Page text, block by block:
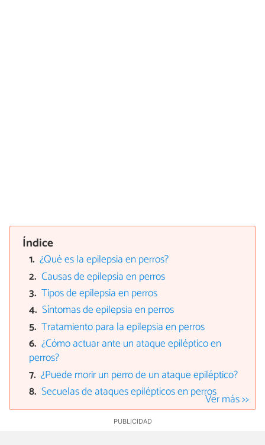
Índice
¿Qué es la epilepsia en perros?
Causas de epilepsia en perros
Tipos de epilepsia en perros
Síntomas de epilepsia en perros
Tratamiento para la epilepsia en perros
¿Cómo actuar ante un ataque epiléptico en
perros?
¿Puede morir un perro de un ataque epiléptico?
Secuelas de ataques epilépticos en perrosVer más >>